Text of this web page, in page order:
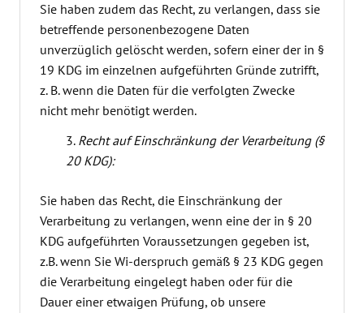
Sie haben zudem das Recht, zu verlangen, dass sie
betreffende personenbezogene Daten
unverzüglich gelöscht werden, sofern einer der in §
19 KDG im einzelnen aufgeführten Gründe zutrifft,
z. B. wenn die Daten für die verfolgten Zwecke
nicht mehr benötigt werden.
Recht auf Einschränkung der Verarbeitung (§
20 KDG):
Sie haben das Recht, die Einschränkung der
Verarbeitung zu verlangen, wenn eine der in § 20
KDG aufgeführten Voraussetzungen gegeben ist,
z.B. wenn Sie Wi-derspruch gemäß § 23 KDG gegen
die Verarbeitung eingelegt haben oder für die
Dauer einer etwaigen Prüfung, ob unsere